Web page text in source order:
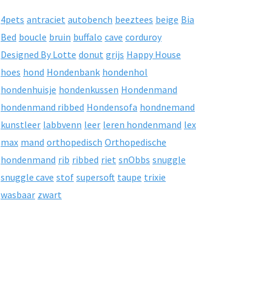
4pets antraciet autobench beeztees beige Bia
Bed boucle bruin buffalo cave corduroy
Designed By Lotte donut grijs Happy House
hoes hond Hondenbank hondenhol
hondenhuisje hondenkussen Hondenmand
hondenmand ribbed Hondensofa hondnemand
kunstleer labbvenn leer leren hondenmand lex
max mand orthopedisch Orthopedische
hondenmand rib ribbed riet snObbs snuggle
snuggle cave stof supersoft taupe trixie
wasbaar zwart